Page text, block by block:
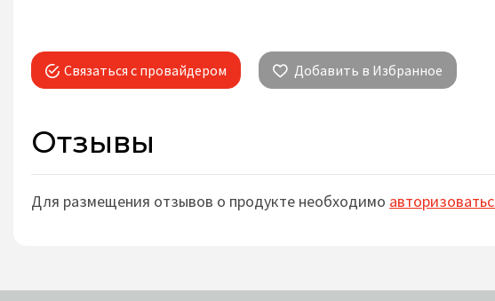
Связаться с провайдером Добавить в Избранное
Отзывы
Для размещения отзывов о продукте необходимо